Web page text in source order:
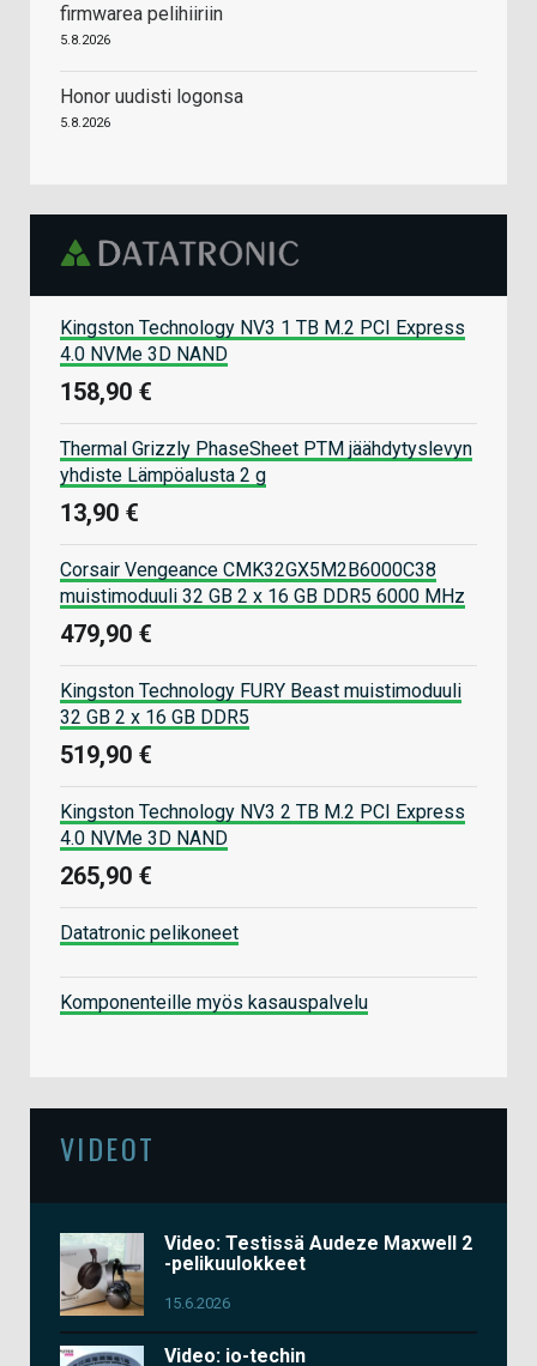
firmwarea pelihiiriin
5.8.2026
Honor uudisti logonsa
5.8.2026
Kingston Technology NV3 1 TB M.2 PCI Express
4.0 NVMe 3D NAND
158,90 €
Thermal Grizzly PhaseSheet PTM jäähdytyslevyn
yhdiste Lämpöalusta 2 g
13,90 €
Corsair Vengeance CMK32GX5M2B6000C38
muistimoduuli 32 GB 2 x 16 GB DDR5 6000 MHz
479,90 €
Kingston Technology FURY Beast muistimoduuli
32 GB 2 x 16 GB DDR5
519,90 €
Kingston Technology NV3 2 TB M.2 PCI Express
4.0 NVMe 3D NAND
265,90 €
Datatronic pelikoneet
Komponenteille myös kasauspalvelu
VIDEOT
Video: Testissä Audeze Maxwell 2
-pelikuulokkeet
15.6.2026
Video: io-techin